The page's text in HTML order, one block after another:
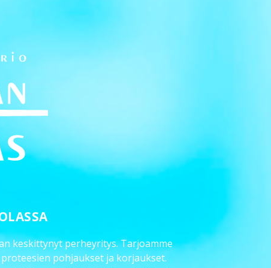
keskittynyt perheyritys. Tarjoamme
pohjaukset ja korjaukset.